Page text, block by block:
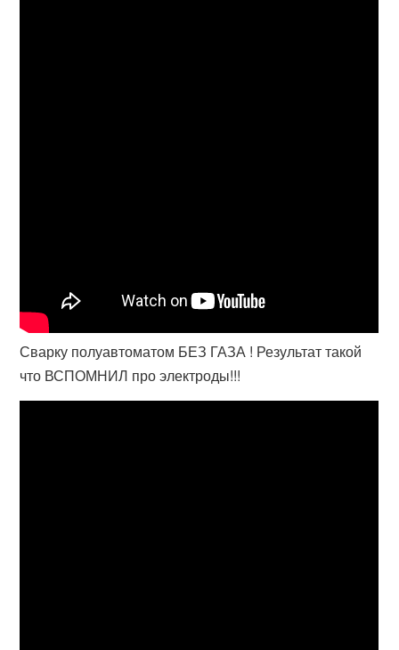
Сварку полуавтоматом БЕЗ ГАЗА ! Результат такой
что ВСПОМНИЛ про электроды!!!